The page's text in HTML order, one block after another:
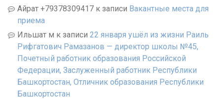
Айрат +79378309417 к записи Вакантные места для
приема
Ильшат м к записи 22 января ушёл из жизни Раиль
Рифгатович Рамазанов — директор школы №45,
Почетный работник образования Российской
Федерации, Заслуженный работник Республики
Башкортостан, Отличник образования Республики
Башкортостан